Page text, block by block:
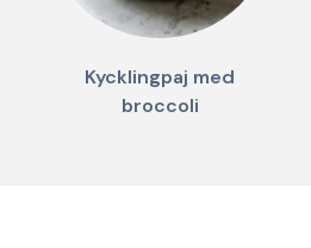
Kycklingpaj med
broccoli